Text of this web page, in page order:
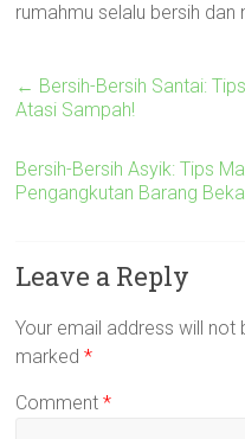
rumahmu selalu bersih dan
← Bersih-Bersih Santai:
Atasi Sampah!
Bersih-Bersih Asyik: Tips
Pengangkutan Barang
Leave a Reply
Your email address will not
marked*
Comment*